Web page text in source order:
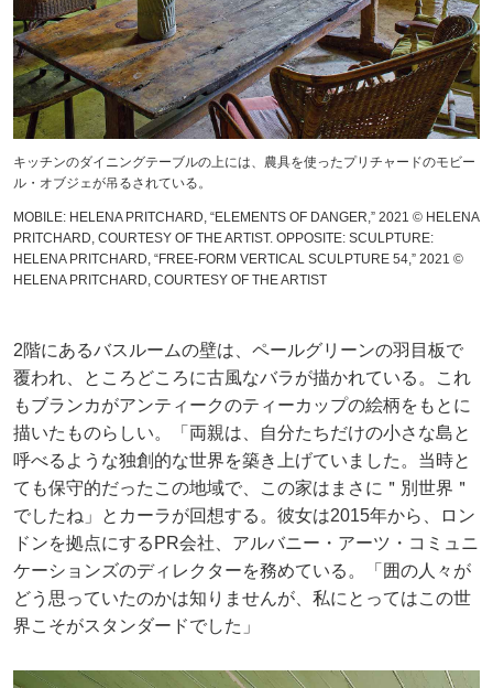
キッチンのダイニングテーブルの上には、農具を使ったプリチャードのモビー
ル・オブジェが吊るされている。
MOBILE: HELENA PRITCHARD, “ELEMENTS OF DANGER,” 2021 © HELENA
PRITCHARD, COURTESY OF THE ARTIST. OPPOSITE: SCULPTURE:
HELENA PRITCHARD, “FREE-FORM VERTICAL SCULPTURE 54,” 2021 ©
HELENA PRITCHARD, COURTESY OF THE ARTIST
2階にあるバスルームの壁は、ペールグリーンの羽目板で
覆われ、ところどころに古風なバラが描かれている。これ
もブランカがアンティークのティーカップの絵柄をもとに
描いたものらしい。「両親は、自分たちだけの小さな島と
呼べるような独創的な世界を築き上げていました。当時と
ても保守的だったこの地域で、この家はまさに＂別世界＂
でしたね」とカーラが回想する。彼女は2015年から、ロン
ドンを拠点にするPR会社、アルバニー・アーツ・コミュニ
ケーションズのディレクターを務めている。「囲の人々が
どう思っていたのかは知りませんが、私にとってはこの世
界こそがスタンダードでした」